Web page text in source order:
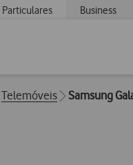
Particulares Business
Telemóveis Samsung